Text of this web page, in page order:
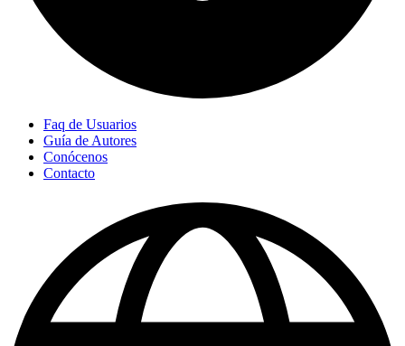
Faq de Usuarios
Guía de Autores
Conócenos
Contacto